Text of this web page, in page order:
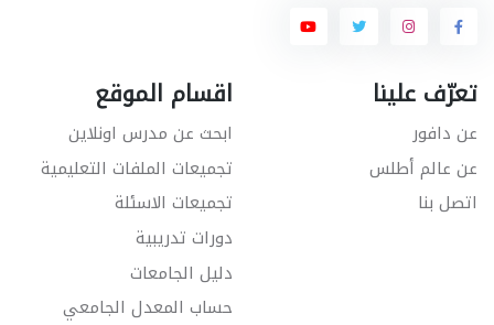
تعرّف علينا
عن دافور
عن عالم أطلس
اتصل بنا
اقسام الموقع
ابحث عن مدرس اونلاين
تجميعات الملفات التعليمية
تجميعات الاسئلة
دورات تدريبية
دليل الجامعات
حساب المعدل الجامعي